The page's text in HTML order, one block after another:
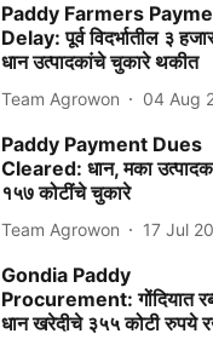
Paddy Farmers
Delay: पूर्व विदर्भातील ३
धान उत्पादकांचे चुकारे थकीत
Team Agrowon 04 Aug
Paddy Payment Dues
Cleared: धान, मका
१५७ कोटींचे चुकारे
Team Agrowon 17 Jul
Gondia Paddy
Procurement: गोंदियात
धान खरेदीचे ३५५ कोटी रुपये